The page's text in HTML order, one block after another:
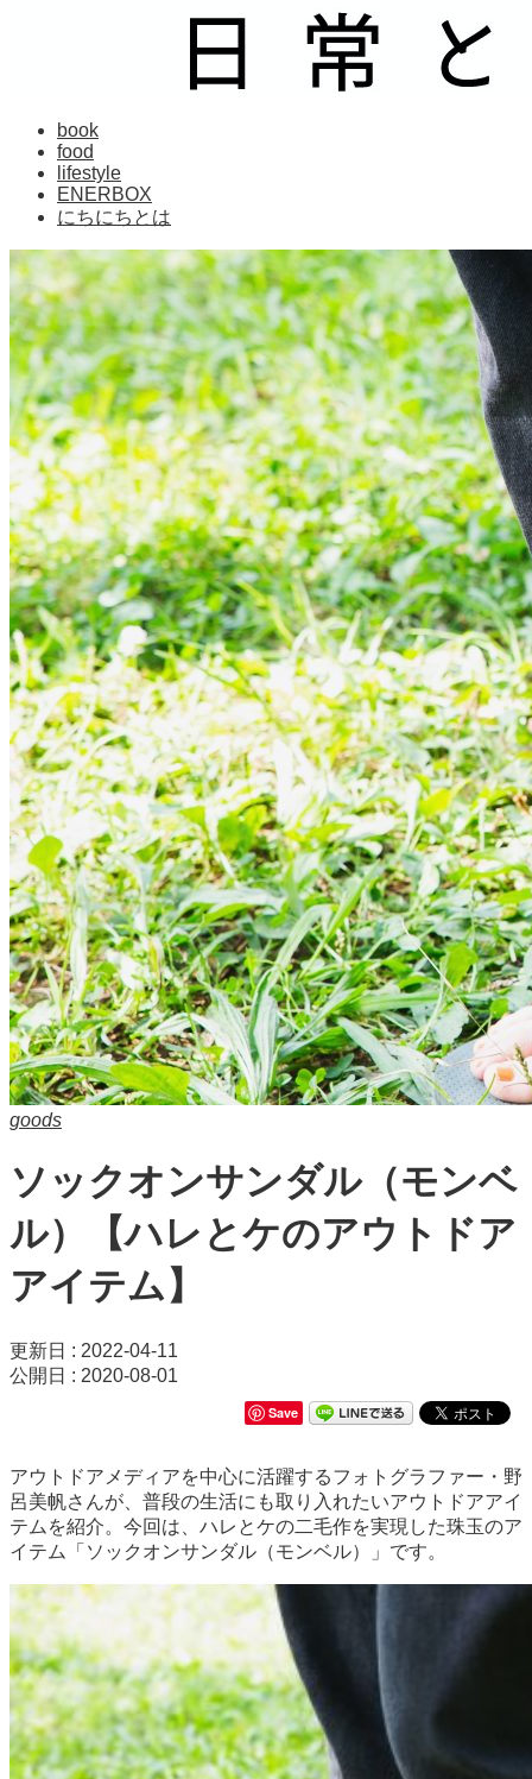
book
food
lifestyle
ENERBOX
にちにちとは
goods
ソックオンサンダル（モンベ
ル）【ハレとケのアウトドア
アイテム】
更新日 : 2022-04-11
公開日 : 2020-08-01
Save
アウトドアメディアを中心に活躍するフォトグラファー・野
呂美帆さんが、普段の生活にも取り入れたいアウトドアアイ
テムを紹介。今回は、ハレとケの二毛作を実現した珠玉のア
イテム「ソックオンサンダル（モンベル）」です。